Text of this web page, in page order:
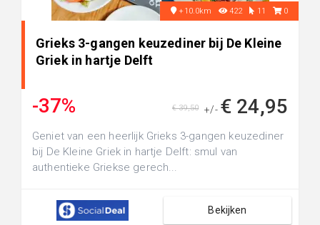
+10.0km 422 11 0
Grieks 3-gangen keuzediner bij De Kleine
Griek in hartje Delft
-37% +/- € 24,95
€ 39,50
Geniet van een heerlijk Grieks 3-gangen keuzediner
bij De Kleine Griek in hartje Delft: smul van
authentieke Griekse gerech...
Bekijken